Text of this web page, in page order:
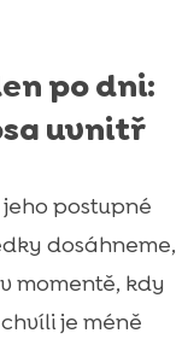
po dni:
uvnitř
postupné
dosáhneme,
momentě, kdy
je méně